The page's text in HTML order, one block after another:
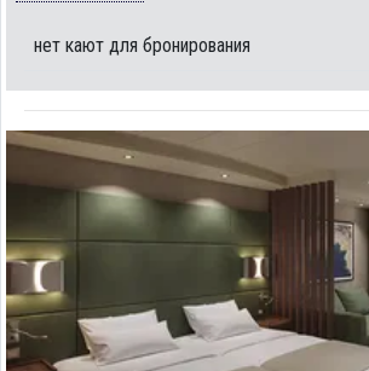
нет кают для бронирования